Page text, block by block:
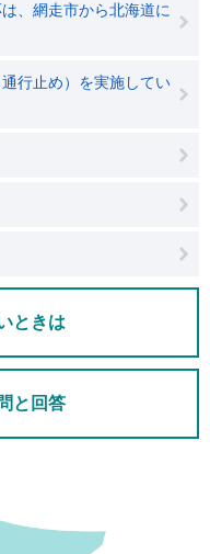
、網走市から北海道に
行止め）を実施してい
ときは
と回答